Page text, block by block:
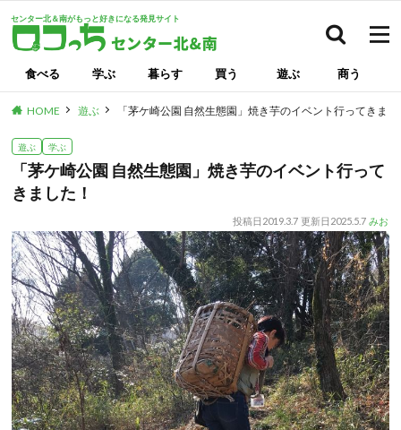
センター北＆南がもっと好きになる発見サイト
食べる 学ぶ 暮らす 買う 遊ぶ 商う
HOME 遊ぶ 「茅ケ崎公園 自然生態園」焼き芋のイベント行ってきま
遊ぶ 学ぶ
「茅ケ崎公園 自然生態園」焼き芋のイベント行って
きました！
投稿日 2019.3.7 更新日 2025.5.7 みお